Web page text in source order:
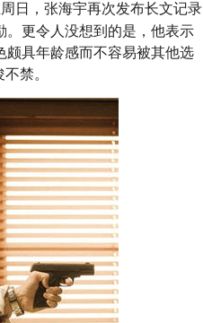
日，张海宇再次发布长文记录
。更令人没想到的是，他表示
颇具年龄感而不容易被其他选
禁。